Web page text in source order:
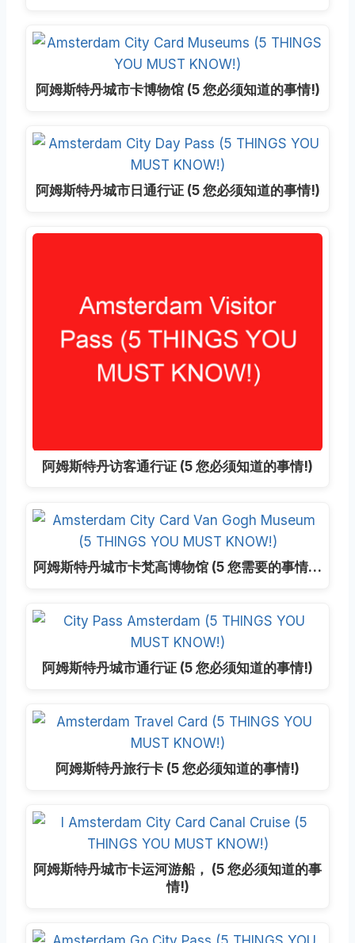
阿姆斯特丹城市卡博物馆 (5 您必须知道的事情!)
阿姆斯特丹城市日通行证 (5 您必须知道的事情!)
阿姆斯特丹访客通行证 (5 您必须知道的事情!)
阿姆斯特丹城市卡梵高博物馆 (5 您需要的事情…
阿姆斯特丹城市通行证 (5 您必须知道的事情!)
阿姆斯特丹旅行卡 (5 您必须知道的事情!)
阿姆斯特丹城市卡运河游船， (5 您必须知道的事
情!)